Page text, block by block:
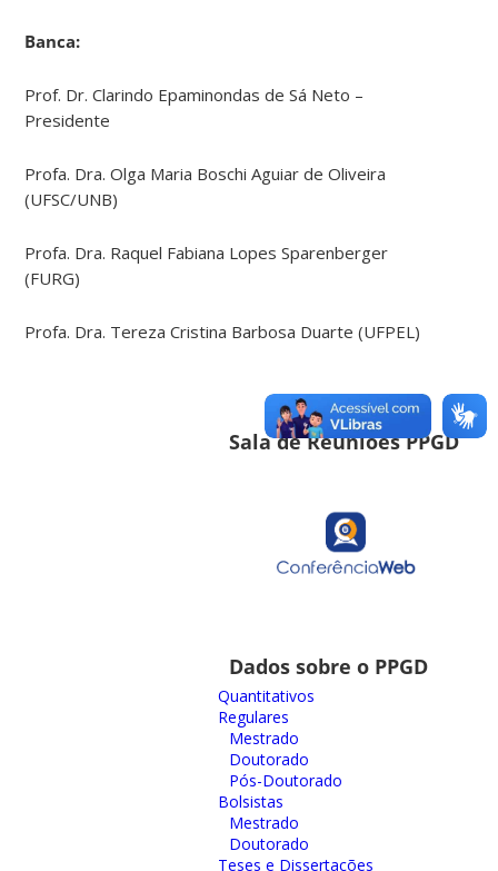
Banca:
Prof. Dr. Clarindo Epaminondas de Sá Neto –
Presidente
Profa. Dra. Olga Maria Boschi Aguiar de Oliveira
(UFSC/UNB)
Profa. Dra. Raquel Fabiana Lopes Sparenberger
(FURG)
Profa. Dra. Tereza Cristina Barbosa Duarte (UFPEL)
Sala de Reuniões PPGD
Dados sobre o PPGD
Quantitativos
Regulares
Mestrado
Doutorado
Pós-Doutorado
Bolsistas
Mestrado
Doutorado
Teses e Dissertações